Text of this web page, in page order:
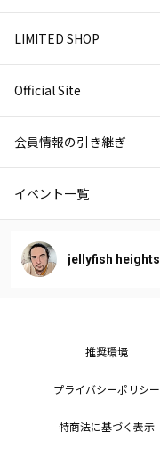
LIMITED SHOP
Official Site
会員情報の引き継ぎ
イベント一覧
jellyfish heights
推奨環境
プライバシーポリシー
特商法に基づく表示